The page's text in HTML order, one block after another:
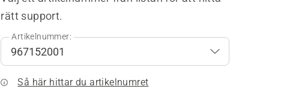
rätt support.
Artikelnummer:
Så här hittar du artikelnumret